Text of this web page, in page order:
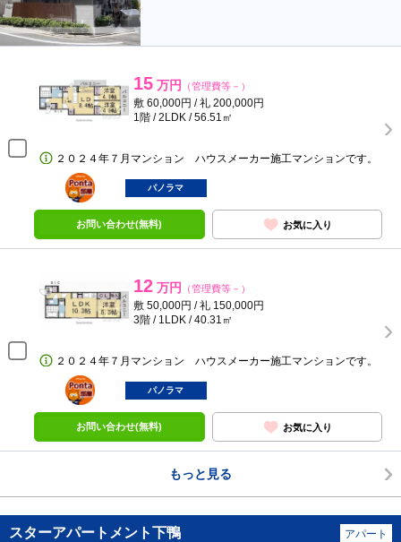
15 万円 （管理費等－）
敷 60,000円 / 礼 200,000円
1階 / 2LDK / 56.51㎡
２０２４年７月マンション ハウスメーカー施工マンションです。
ポンタ
部屋
パノラマ
お問い合わせ(無料) お気に入り
12 万円 （管理費等－）
敷 50,000円 / 礼 150,000円
3階 / 1LDK / 40.31㎡
２０２４年７月マンション ハウスメーカー施工マンションです。
ポンタ
部屋
パノラマ
お問い合わせ(無料) お気に入り
もっと見る
スターアパートメント下鴨 アパート